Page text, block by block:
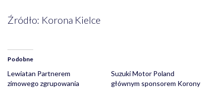
Źródło: Korona Kielce
Podobne
Lewiatan Partnerem
zimowego zgrupowania
Suzuki Motor Poland
głównym sponsorem Korony